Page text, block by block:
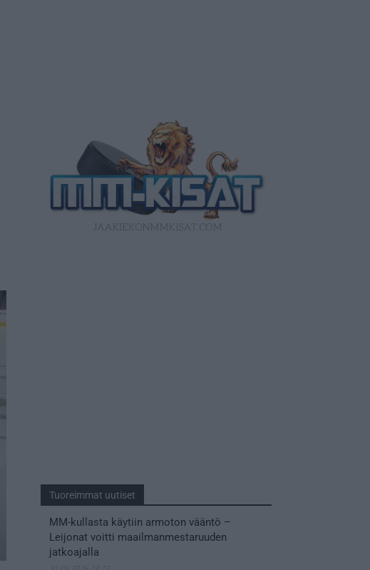
Tuoreimmat uutiset
MM-kullasta käytiin armoton vääntö –
Leijonat voitti maailmanmestaruuden
jatkoajalla